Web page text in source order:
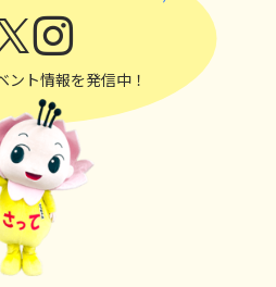
ント情報を発信中！